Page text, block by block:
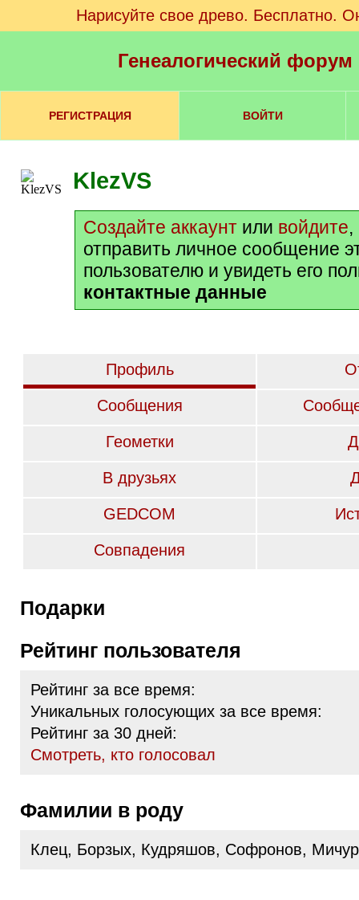
Нарисуйте свое древо. Бесплатно.
Генеалогический
РЕГИСТРАЦИЯ ВОЙТИ
KlezVS
Создайте аккаунт или войдите,
отправить личное сообщение
пользователю и увидеть его
контактные данные
Профиль
Сообщения
Геометки
В друзьях
GEDCOM
Совпадения
Подарки
Рейтинг пользователя
Рейтинг за все время:
Уникальных голосующих за все время:
Рейтинг за 30 дней:
Cмотреть, кто голосовал
Фамилии в роду
Клец, Борзых, Кудряшов, Софронов,